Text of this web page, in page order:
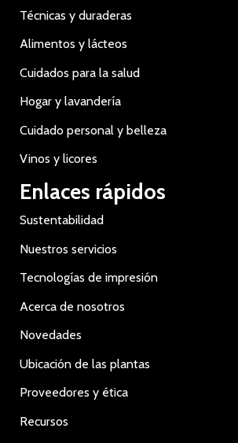
Técnicas y duraderas
Alimentos y lácteos
Cuidados para la salud
Hogar y lavandería
Cuidado personal y belleza
Vinos y licores
Enlaces rápidos
Sustentabilidad
Nuestros servicios
Tecnologías de impresión
Acerca de nosotros
Novedades
Ubicación de las plantas
Proveedores y ética
Recursos